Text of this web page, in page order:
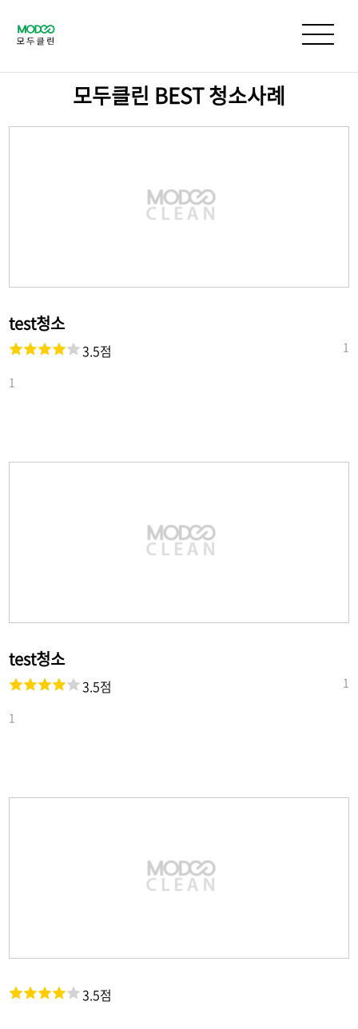
모두클린 BEST청소사례
test청소
3.5점 1
1
test청소
3.5점 1
1
3.5점